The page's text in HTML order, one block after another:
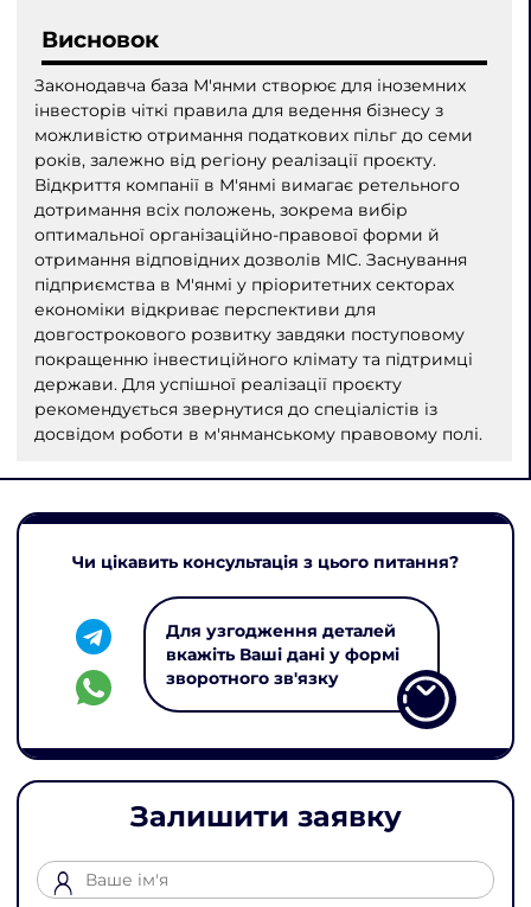
Висновок
Законодавча база М'янми створює для іноземних
інвесторів чіткі правила для ведення бізнесу з
можливістю отримання податкових пільг до семи
років, залежно від регіону реалізації проєкту.
Відкриття компанії в М'янмі вимагає ретельного
дотримання всіх положень, зокрема вибір
оптимальної організаційно-правової форми й
отримання відповідних дозволів MIC. Заснування
підприємства в М'янмі у пріоритетних секторах
економіки відкриває перспективи для
довгострокового розвитку завдяки поступовому
покращенню інвестиційного клімату та підтримці
держави. Для успішної реалізації проєкту
рекомендується звернутися до спеціалістів із
досвідом роботи в м'янманському правовому полі.
Чи цікавить консультація з цього питання?
Для узгодження деталей
вкажіть Ваші дані у формі
зворотного зв'язку
Залишити заявку